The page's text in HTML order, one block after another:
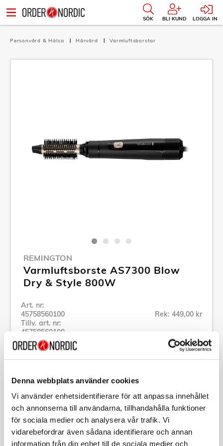
Denna webbplats använder cookies
Vi använder enhetsidentifierare för att anpassa innehållet
och annonserna till användarna, tillhandahålla funktioner
för sociala medier och analysera vår trafik. Vi
vidarebefordrar även sådana identifierare och annan
information från din enhet till de sociala medier och
SÖK BLI KUND LOGGA IN
Personvård & Hälsa Hårvård Varmluftsborstar
REMINGTON
Varmluftsborste AS7300 Blow
Dry & Style 800W
Art. nr:
45758560100
Tillv. art. nr:
45758560100
Rek: 449,00 kr
Se alla produkter inom Remington
Specifikation
Beskrivning
Art. nr:45758560100